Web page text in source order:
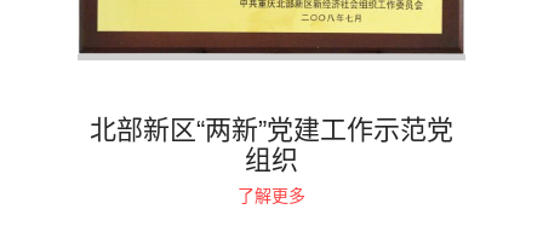
北部新区“两新”党建工作示范党
组织
了解更多